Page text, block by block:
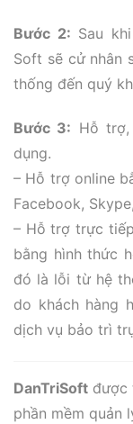
Bước 2: Sau
Soft sẽ cử nhân
thống đến quý
Bước 3: Hỗ
dụng.
– Hỗ trợ online
Facebook,
– Hỗ trợ trực
bằng hình thức
đó là lỗi từ hệ
do khách hàng
dịch vụ bảo trì
DanTriSoft được
phần mềm quản